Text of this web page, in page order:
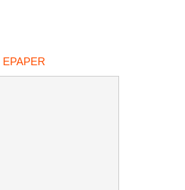
EPAPER